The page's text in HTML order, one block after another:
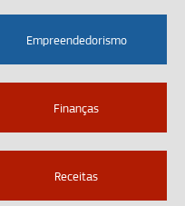
Empreendedorismo
Finanças
Receitas